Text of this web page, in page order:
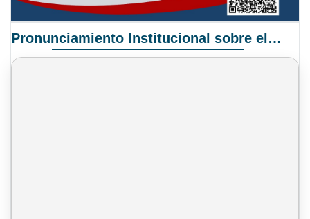
Pronunciamiento Institucional sobre el Proyecto de Ley N° 068/2025-2026 C.S.